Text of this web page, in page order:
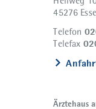
45276
Telefon
Telefax
Ärztehaus